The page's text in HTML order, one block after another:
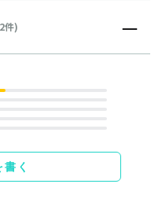
件)
く